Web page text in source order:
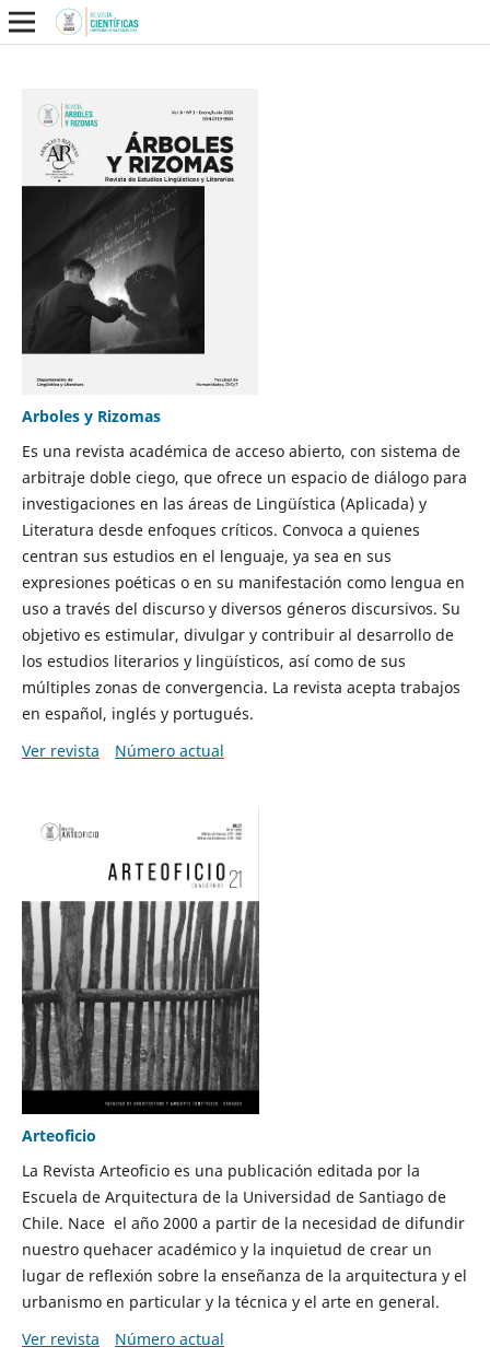
Arboles y Rizomas
Es una revista académica de acceso abierto, con sistema de
arbitraje doble ciego, que ofrece un espacio de diálogo para
investigaciones en las áreas de Lingüística (Aplicada) y
Literatura desde enfoques críticos. Convoca a quienes
centran sus estudios en el lenguaje, ya sea en sus
expresiones poéticas o en su manifestación como lengua en
uso a través del discurso y diversos géneros discursivos. Su
objetivo es estimular, divulgar y contribuir al desarrollo de
los estudios literarios y lingüísticos, así como de sus
múltiples zonas de convergencia. La revista acepta trabajos
en español, inglés y portugués.
Ver revista
Número actual
Arteoficio
La Revista Arteoficio es una publicación editada por la
Escuela de Arquitectura de la Universidad de Santiago de
Chile. Nace el año 2000 a partir de la necesidad de difundir
nuestro quehacer académico y la inquietud de crear un
lugar de reflexión sobre la enseñanza de la arquitectura y el
urbanismo en particular y la técnica y el arte en general.
Ver revista
Número actual